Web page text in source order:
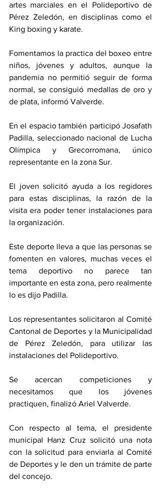
artes marciales en el Polideportivo de
Pérez Zeledón, en disciplinas como el
King boxing y karate.
Fomentamos la practica del boxeo entre
niños, jóvenes y adultos, aunque la
pandemia no permitió seguir de forma
normal, se consiguió medallas de oro y
de plata, informó Valverde.
En el espacio también participó Josafath
Padilla, seleccionado nacional de Lucha
Olímpica y Grecorromana, único
representante en la zona Sur.
El joven solicitó ayuda a los regidores
para estas disciplinas, la razón de la
visita era poder tener instalaciones para
la organización.
Este deporte lleva a que las personas se
fomenten en valores, muchas veces el
tema deportivo no parece tan
importante en esta zona, pero realmente
lo es dijo Padilla.
Los representantes solicitaron al Comité
Cantonal de Deportes y la Municipalidad
de Pérez Zeledón, para utilizar las
instalaciones del Polideportivo.
Se acercan competiciones y
necesitamos que los jóvenes
practiquen, finalizó Ariel Valverde.
Con respecto al tema, el presidente
municipal Hanz Cruz solicitó una nota
con la solicitud para enviarla al Comité
de Deportes y le den un trámite de parte
del concejo.